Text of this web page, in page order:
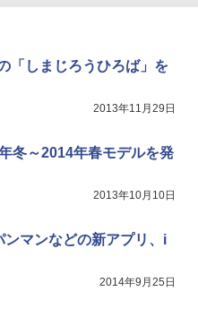
「しまじろうひろば」を
2013年11月29日
冬～2014年春モデルを発
2013年10月10日
ンマンなどの新アプリ、i
2014年9月25日